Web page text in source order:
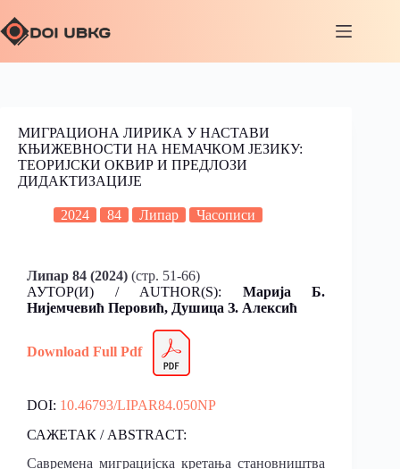
МИГРАЦИОНА ЛИРИКА У НАСТАВИ
КЊИЖЕВНОСТИ НА НЕМАЧКОМ ЈЕЗИКУ:
ТЕОРИЈСКИ ОКВИР И ПРЕДЛОЗИ
ДИДАКТИЗАЦИЈЕ
2024 84 Липар Часописи
Липар 84 (2024) (стр. 51-66)
АУТОР(И) / AUTHOR(S): Марија Б.
Нијемчевић Перовић, Душица З. Алексић
Download Full Pdf
DOI: 10.46793/LIPAR84.050NP
САЖЕТАК / ABSTRACT:
Савремена миграцијска кретања становништва